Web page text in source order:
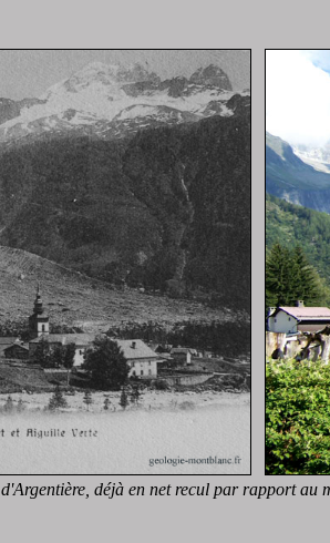
déjà en net recul par rapport au